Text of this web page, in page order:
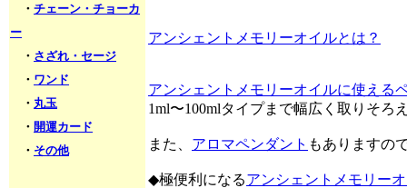
・ チェーン・チョーカ
ー
・ さざれ・セージ
・ ワンド
・ 丸玉
・ 開運カード
・ その他
アンシェントメモリーオイルとは？
アンシェントメモリーオイルに使える
1ml〜100mlタイプまで幅広く取りそろ
また、 アロマペンダント もありますの
◆極便利になるアンシェントメモリー